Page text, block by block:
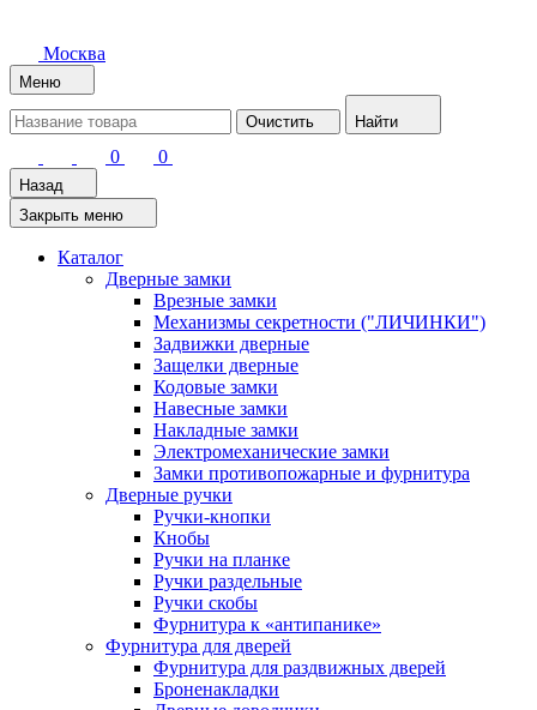
Москва
Меню
Очистить Найти
0 0
Назад
Закрыть меню
Каталог
Дверные замки
Врезные замки
Механизмы секретности ("ЛИЧИНКИ")
Задвижки дверные
Защелки дверные
Кодовые замки
Навесные замки
Накладные замки
Электромеханические замки
Замки противопожарные и фурнитура
Дверные ручки
Ручки-кнопки
Кнобы
Ручки на планке
Ручки раздельные
Ручки скобы
Фурнитура к «антипанике»
Фурнитура для дверей
Фурнитура для раздвижных дверей
Броненакладки